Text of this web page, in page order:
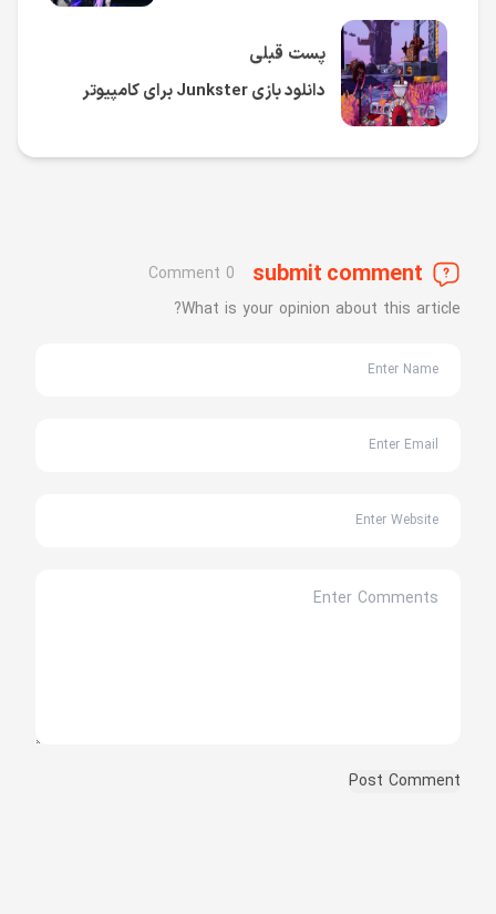
پست قبلی
دانلود بازی Junkster برای کامپیوتر
submit comment
0 Comment
What is your opinion about this article?